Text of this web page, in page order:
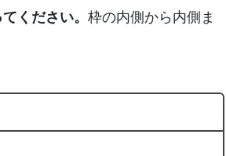
ください。 枠の内側から内側ま